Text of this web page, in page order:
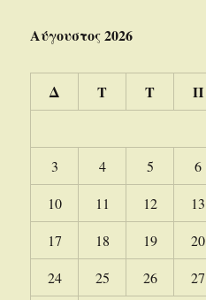
Αύγουστος 2026
Δ Τ Τ Π
3
4 5 6
10
11 12 13
17
18 19 20
24
25 26 27